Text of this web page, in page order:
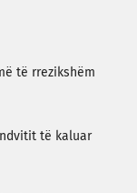
të rrezikshëm
të kaluar